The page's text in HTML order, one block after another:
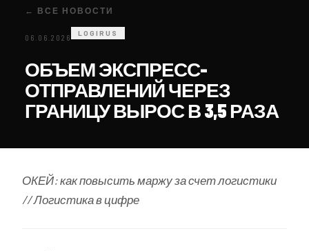
← ВСЕ НОВОСТИ
06.06.2026 LOGIRUS
ОБЪЕМ ЭКСПРЕСС-
ОТПРАВЛЕНИЙ ЧЕРЕЗ
ГРАНИЦУ ВЫРОС В 3,5 РАЗА
ОКЕЙ: как повысить маржу за счет логистики
// Логистика в цифре